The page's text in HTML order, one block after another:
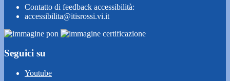
Contatto di feedback accessibilità:
accessibilita@itisrossi.vi.it
Seguici su
Youtube